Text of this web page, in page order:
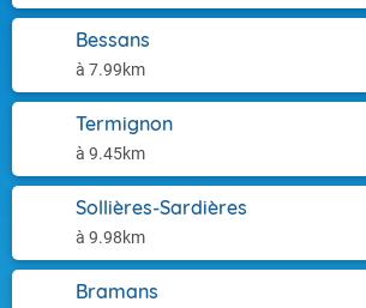
Bessans
à 7.99km
Termignon
à 9.45km
Sollières-Sardières
à 9.98km
Bramans